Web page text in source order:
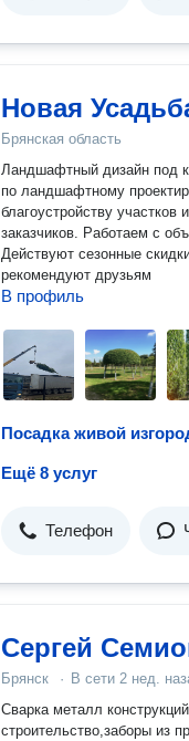
Новая
Брянская область
Ландшафтный дизайн под
по ландшафтному
благоустройству
заказчиков. Работаем с
Действуют сезонные
рекомендуют друзьям
В профиль
Ещё 8 услуг
Телефон
Сергей
Брянск · В сети 2 нед.
Сварка металл
строительство,заборы из